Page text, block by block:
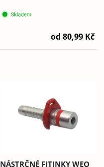
od 80,99 Kč
NÁSTRČNÉ FITINKY WEO